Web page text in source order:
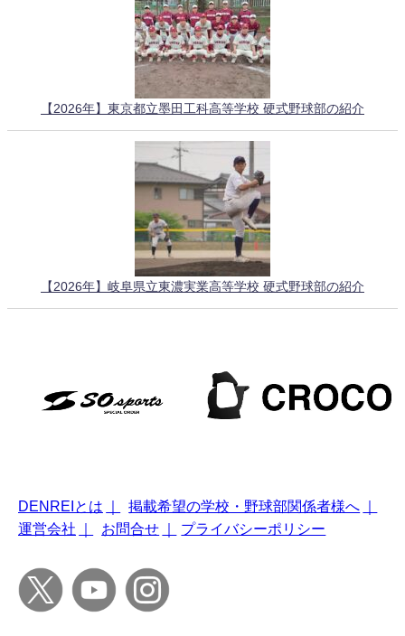
【2026年】東京都立墨田工科高等学校 硬式野球部の紹介
【2026年】岐阜県立東濃実業高等学校 硬式野球部の紹介
DENREIとは 掲載希望の学校・野球部関係者様へ
運営会社
お問合せ プライバシーポリシー